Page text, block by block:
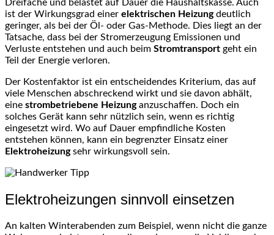
Dreifache und belastet auf Dauer die Haushaltskasse. Auch
ist der Wirkungsgrad einer elektrischen Heizungdeutlich
geringer, als bei der Öl- oder Gas-Methode. Dies liegt an der
Tatsache, dass bei der Stromerzeugung Emissionen und
Verluste entstehen und auch beim Stromtransport geht ein
Teil der Energie verloren.
Der Kostenfaktor ist ein entscheidendes Kriterium, das auf
viele Menschen abschreckend wirkt und sie davon abhält,
eine strombetriebene Heizunganzuschaffen. Doch ein
solches Gerät kann sehr nützlich sein, wenn es richtig
eingesetzt wird. Wo auf Dauer empfindliche Kosten
entstehen können, kann ein begrenzter Einsatz einer
Elektroheizungsehr wirkungsvoll sein.
Elektroheizungen sinnvoll einsetzen
An kalten Winterabenden zum Beispiel, wenn nicht die ganze